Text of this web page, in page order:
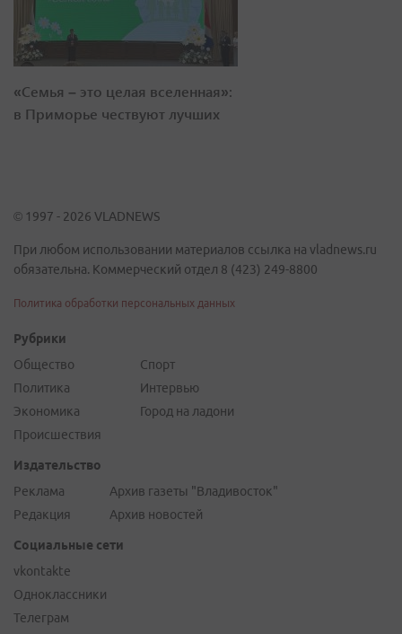
«Семья – это целая вселенная»:
в Приморье чествуют лучших
© 1997 - 2026 VLADNEWS
При любом использовании материалов ссылка на vladnews.ru
обязательна. Коммерческий отдел 8 (423) 249-8800
Политика обработки персональных данных
Рубрики
Общество
Политика
Экономика
Происшествия
Спорт
Интервью
Город на ладони
Издательство
Реклама
Редакция
Архив газеты "Владивосток"
Архив новостей
Социальные сети
vkontakte
Одноклассники
Телеграм